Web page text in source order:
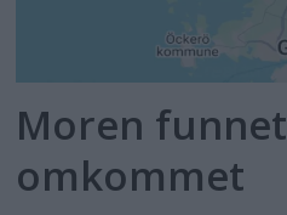
Moren funnet
omkommet